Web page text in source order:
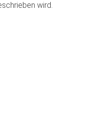
wird.